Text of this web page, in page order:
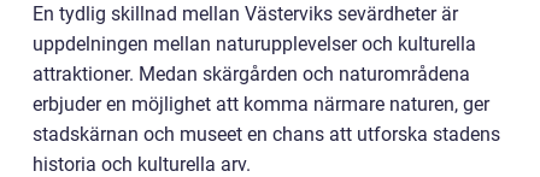
En tydlig skillnad mellan Västerviks sevärdheter är
uppdelningen mellan naturupplevelser och kulturella
attraktioner. Medan skärgården och naturområdena
erbjuder en möjlighet att komma närmare naturen, ger
stadskärnan och museet en chans att utforska stadens
historia och kulturella arv.